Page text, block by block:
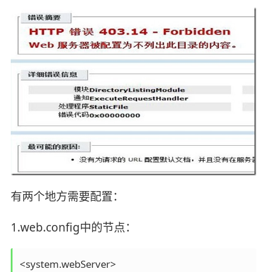
有两个地方需要配置：
1.web.config中的节点：
<system.webServer>